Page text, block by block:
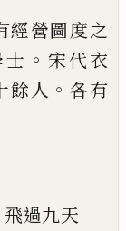
經營圖度之
。 宋代衣
餘人 。 各有
飛過九天